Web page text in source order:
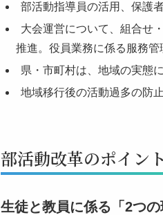
部活動指導員の活用、保護
大会運営について、組合せ
推進。役員業務に係る服務管
県・市町村は、地域の実態
地域移行後の活動過多の防
部活動改革のポイント
生徒と教員に係る「2つ